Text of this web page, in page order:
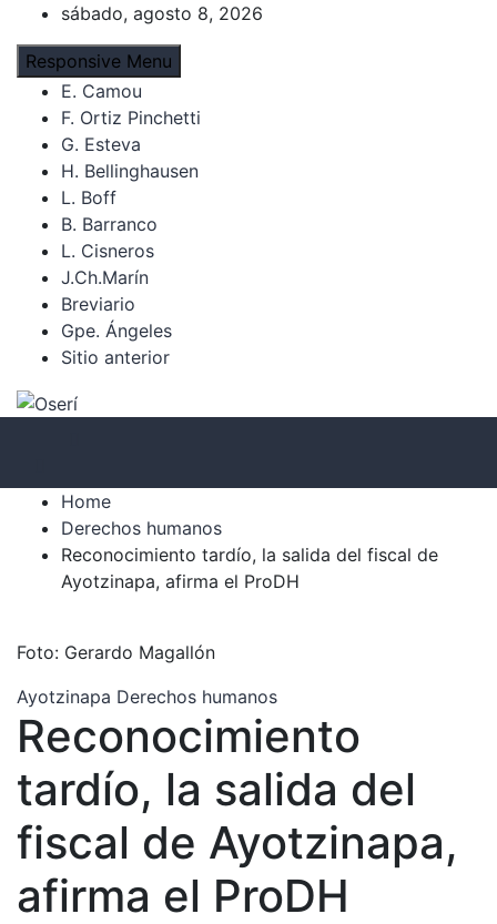
content
sábado, agosto 8, 2026
Responsive Menu
E. Camou
F. Ortiz Pinchetti
G. Esteva
H. Bellinghausen
L. Boff
B. Barranco
L. Cisneros
J.Ch.Marín
Breviario
Gpe. Ángeles
Sitio anterior
Home
Derechos humanos
Reconocimiento tardío, la salida del fiscal de
Ayotzinapa, afirma el ProDH
Foto: Gerardo Magallón
Ayotzinapa Derechos humanos
Reconocimiento
tardío, la salida del
fiscal de Ayotzinapa,
afirma el ProDH